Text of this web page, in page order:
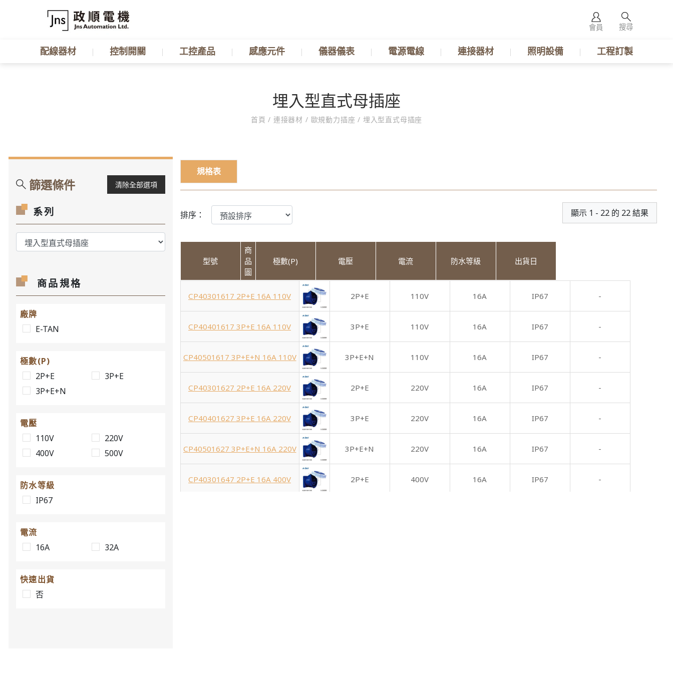
會員 搜尋
配線器材 控制開關 工控產品 感應元件 儀器儀表 電源電線 連接器材 照明設備 工程訂製
埋入型直式母插座
首頁/ 連接器材 / 歐規動力插座/ 埋入型直式母插座
篩選條件 清除全部選項
系列
商品規格
廠牌
E-TAN
極數(P)
2P+E
3P+E
3P+E+N
電壓
110V
220V
400V
500V
防水等級
IP67
電流
16A
32A
快速出貨
否
規格表
排序： 顯示 1 - 22 的 22 結果
型號
商
品
圖
極數(P) 電壓 電流 防水等級 出貨日
CP40301617 2P+E 16A 110V 2P+E 110V 16A IP67 -
CP40401617 3P+E 16A 110V 3P+E 110V 16A IP67 -
CP40501617 3P+E+N 16A 110V 3P+E+N 110V 16A IP67 -
CP40301627 2P+E 16A 220V 2P+E 220V 16A IP67 -
CP40401627 3P+E 16A 220V 3P+E 220V 16A IP67 -
CP40501627 3P+E+N 16A 220V 3P+E+N 220V 16A IP67 -
CP40301647 2P+E 16A 400V 2P+E 400V 16A IP67 -